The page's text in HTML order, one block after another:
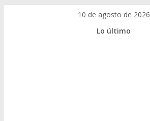
10 de agosto de 2026
Lo último